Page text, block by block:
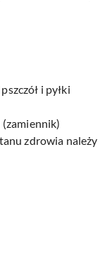
i pyłki
zdrowia należy